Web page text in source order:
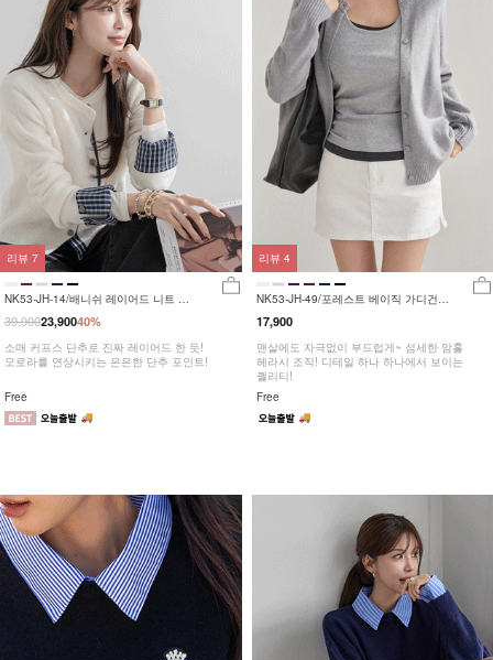
NK53-JH-14/배니쉬 레이어드 니트 가
디건_DY
40%
39,90023,900
소매 커프스 단추로 진짜 레이어드 한 듯!
오로라를 연상시키는 은은한 단추 포인트!
Free
리뷰 7
NK53-JH-49/포레스트 베이직 가디건
_DY
17,900
맨살에도 자극없이 부드럽게~ 섬세한 암홀
헤라시 조직! 디테일 하나 하나에서 보이는
퀄리티!
Free
리뷰 4